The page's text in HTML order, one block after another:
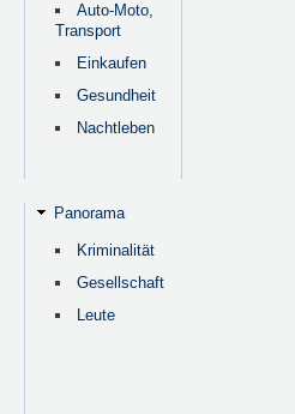
Auto-Moto,
Transport
Einkaufen
Gesundheit
Nachtleben
Panorama
Kriminalität
Gesellschaft
Leute